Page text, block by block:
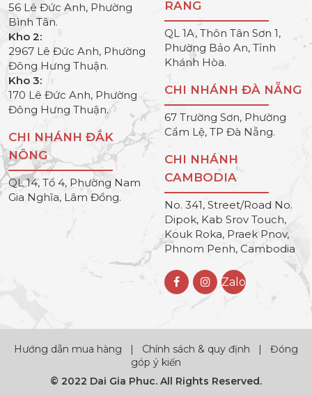
56 Lê Đức Anh, Phường
Bình Tân.
Kho 2:
2967 Lê Đức Anh, Phường
Đông Hưng Thuận.
Kho 3:
170 Lê Đức Anh, Phường
Đông Hưng Thuận.
CHI NHÁNH ĐẮK
NÔNG
QL 14, Tổ 4, Phường Nam
Gia Nghĩa, Lâm Đồng.
RANG
QL 1A, Thôn Tân Sơn 1,
Phường Bảo An, Tỉnh
Khánh Hòa.
CHI NHÁNH ĐÀ NẴNG
67 Trường Sơn, Phường
Cẩm Lệ, TP Đà Nẵng.
CHI NHÁNH
CAMBODIA
No. 341, Street/Road No.
Dipok, Kab Srov Touch,
Kouk Roka, Praek Pnov,
Phnom Penh, Cambodia
Zalo
Hướng dẫn mua hàng | Chính sách & quy định | Đóng
góp ý kiến
© 2022 Dai Gia Phuc. All Rights Reserved.